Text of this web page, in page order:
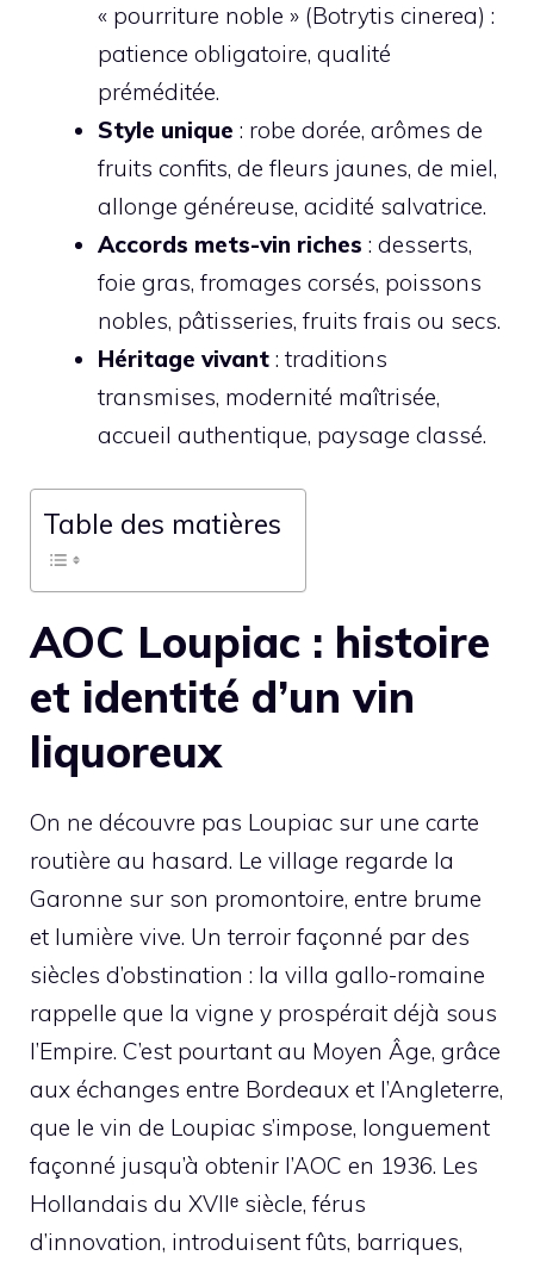
« pourriture noble » (Botrytis cinerea) :
patience obligatoire, qualité
préméditée.
Style unique : robe dorée, arômes de
fruits confits, de fleurs jaunes, de miel,
allonge généreuse, acidité salvatrice.
Accords mets-vin riches : desserts,
foie gras, fromages corsés, poissons
nobles, pâtisseries, fruits frais ou secs.
Héritage vivant : traditions
transmises, modernité maîtrisée,
accueil authentique, paysage classé.
Table des matières
AOC Loupiac : histoire
et identité d’un vin
liquoreux
On ne découvre pas Loupiac sur une carte
routière au hasard. Le village regarde la
Garonne sur son promontoire, entre brume
et lumière vive. Un terroir façonné par des
siècles d’obstination : la villa gallo-romaine
rappelle que la vigne y prospérait déjà sous
l’Empire. C’est pourtant au Moyen Âge, grâce
aux échanges entre Bordeaux et l’Angleterre,
que le vin de Loupiac s’impose, longuement
façonné jusqu’à obtenir l’AOC en 1936. Les
Hollandais du XVIIᵉ siècle, férus
d’innovation, introduisent fûts, barriques,